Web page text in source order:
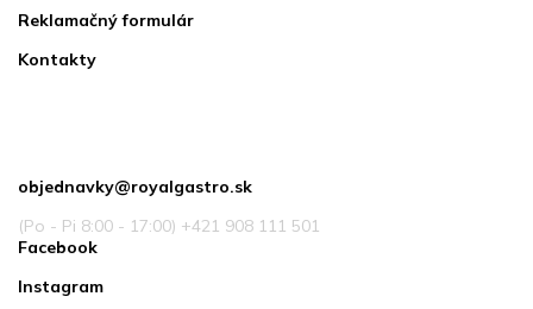
Reklamačný formulár
Kontakty
objednavky@royalgastro.sk
(Po - Pi 8:00 - 17:00) +421 908 111 501
Facebook
Instagram